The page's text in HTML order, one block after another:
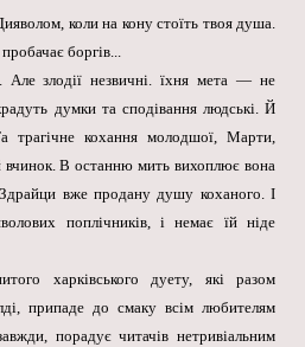
коли на кону стоїть твоя душа.
боргів...
Але злодії незвичні. їхня мета — не
думки та сподівання людські. Й
трагічне кохання молодшої, Марти,
вчинок. В останню мить вихоплює вона
вже продану душу коханого. І
поплічників, і немає їй ніде
харківського дуету, які разом
припаде до смаку всім любителям
порадує читачів нетривіальним